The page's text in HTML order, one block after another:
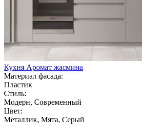
Кухня Аромат жасмина
Материал фасада:
Пластик
Стиль:
Модерн, Современный
Цвет:
Металлик, Мята, Серый